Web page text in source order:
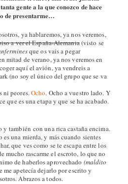
gente a la que conozco de hace
de presentarme…
ya hablaremos, ya nos veremos,
a ver el España-Alemania(visto se
que os vais a pegar
mitad de verano, ya nos veremos en
aquí el avión, ya vendreis a
(no soy el único del grupo que se va
ni peores.Ocho. Ocho a vuestro lado. Y
que es una etapa y que se ha acabado.
y también con una rica castaña encima.
una mierda, y más cuando sientes
que ves como se te escapa entre los
mucho rascarme el escroto, lo que no
de haberlos aprovechado (maldito
me apetecía dejarlo por escrito y
Abrazos a todos.